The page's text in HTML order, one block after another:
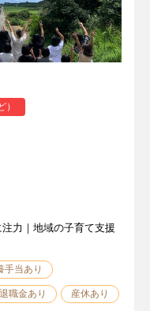
力｜地域の子育て支援
手当あり
退職金あり 産休あり